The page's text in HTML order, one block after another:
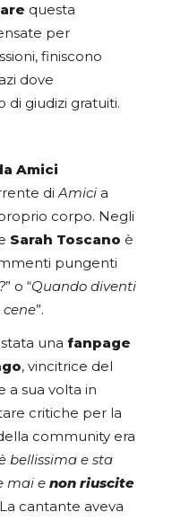
questa
per
finiscono
dove
di giudizi gratuiti.
Amici
diAmici a
corpo. Negli
Sarah Toscano è
pungenti
” o “Quando diventi
”.
una fanpage
, vincitrice del
a sua volta in
critiche per la
community era
bellissima e sta
mai e non riuscite
La cantante aveva